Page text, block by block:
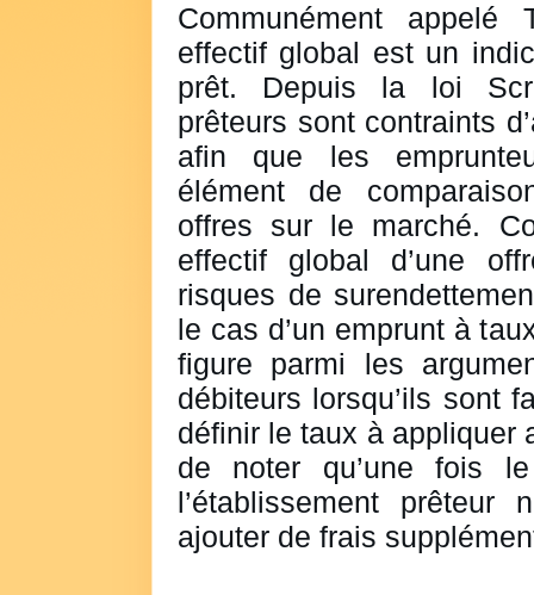
Communément
effectif global est un
prêt. Depuis la loi
prêteurs sont contraints
afin que les
élément de
offres sur le marché.
effectif global d’une
risques de
le cas d’un emprunt à
figure parmi les
débiteurs lorsqu’ils sont
définir le taux à appliquer
de noter qu’une fois
l’établissement
ajouter de frais